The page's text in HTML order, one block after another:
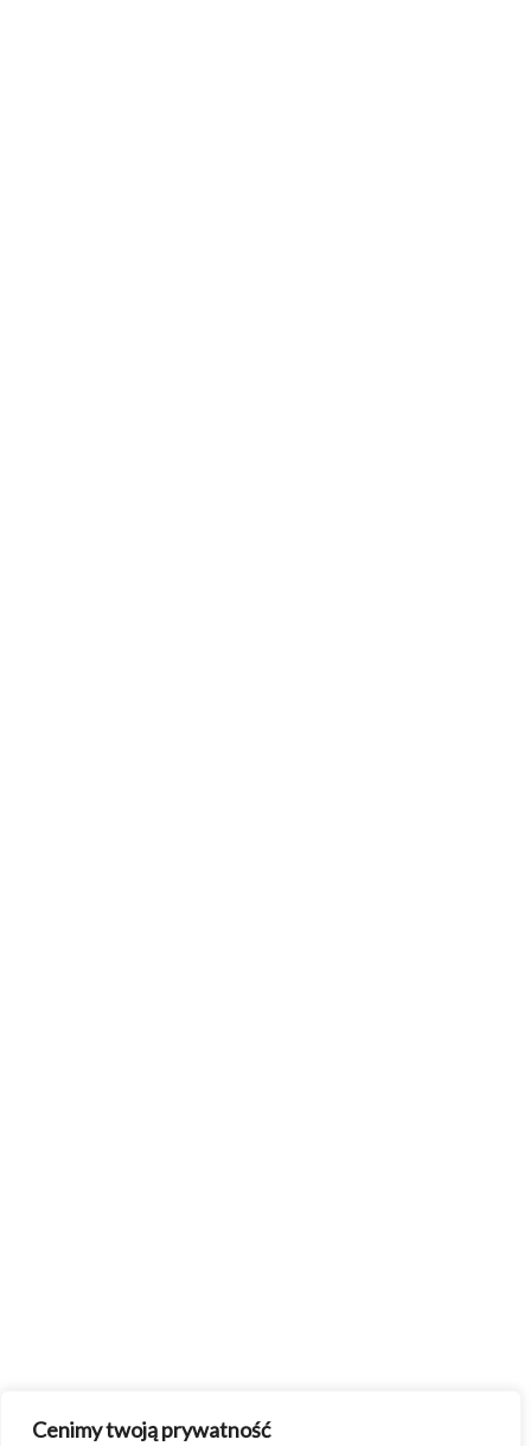
Cenimy twoją prywatność